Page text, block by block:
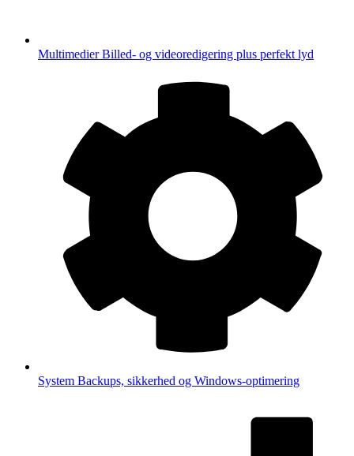
MultimedierBilled- og videoredigering plus perfekt lyd
System Backups, sikkerhed og Windows-optimering